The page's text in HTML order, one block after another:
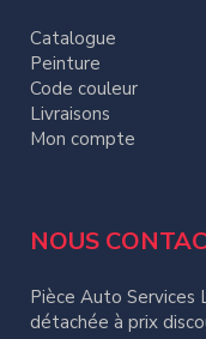
Catalogue
Peinture
Code couleur
Livraisons
Mon compte
NOUS
Pièce Auto Services
détachée à prix